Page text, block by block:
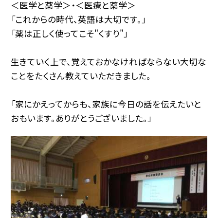
＜医学と薬学＞・＜医療と薬学＞
「これからの時代、英語は大切です。」
「薬は正しく使ってこそ"くすり"」
生きていく上で、覚えておかなければならない大切な
ことをたくさん教えていただきました。
「家にかえってからも、家族に今日の話を伝えたいと
おもいます。ありがとうございました。」